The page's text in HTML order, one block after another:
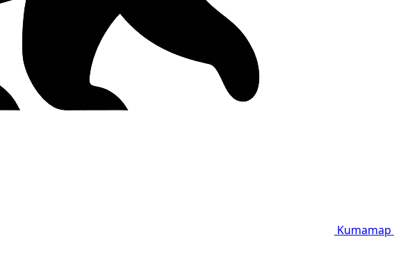
Kumamap